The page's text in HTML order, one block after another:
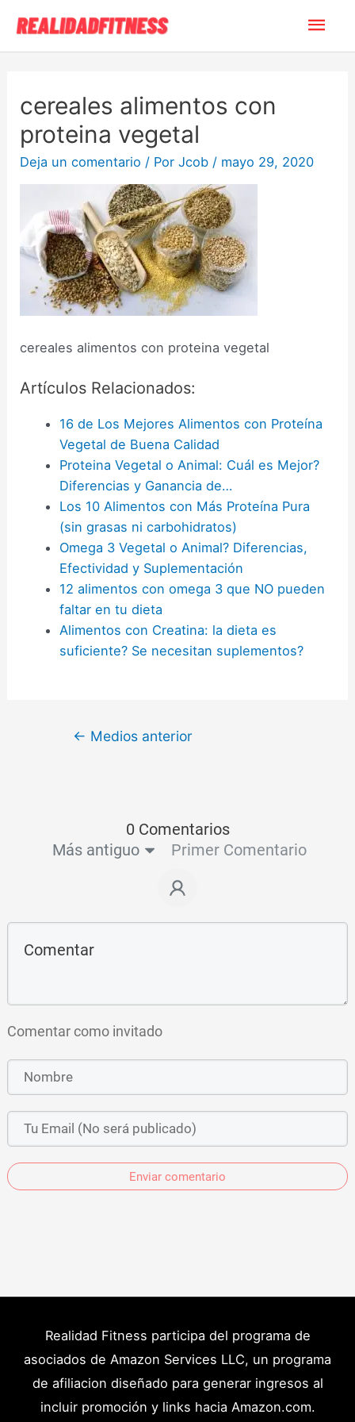
cereales alimentos con
proteina vegetal
Deja un comentario / PorJcob / mayo 29, 2020
cereales alimentos con proteina vegetal
Artículos Relacionados:
16 de Los Mejores Alimentos con Proteína
Vegetal de Buena Calidad
Proteina Vegetal o Animal: Cuál es Mejor?
Diferencias y Ganancia de…
Los 10 Alimentos con Más Proteína Pura
(sin grasas ni carbohidratos)
Omega 3 Vegetal o Animal? Diferencias,
Efectividad y Suplementación
12 alimentos con omega 3 que NO pueden
faltar en tu dieta
Alimentos con Creatina: la dieta es
suficiente? Se necesitan suplementos?
← Medios anterior
0 Comentarios
Más antiguo
Primer Comentario
Comentar como invitado
Enviar comentario
Realidad Fitness participa del programa de
asociados de Amazon Services LLC, un programa
de afiliacion diseñado para generar ingresos al
incluir promoción y links hacia Amazon.com.